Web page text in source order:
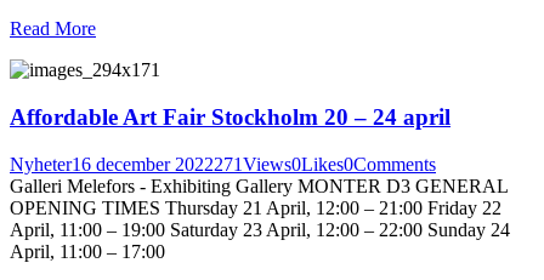
Read More
Affordable Art Fair Stockholm 20 – 24 april
Nyheter16 december 2022271Views0Likes0Comments
Galleri Melefors - Exhibiting Gallery MONTER D3 GENERAL
OPENING TIMES Thursday 21 April, 12:00 – 21:00 Friday 22
April, 11:00 – 19:00 Saturday 23 April, 12:00 – 22:00 Sunday 24
April, 11:00 – 17:00